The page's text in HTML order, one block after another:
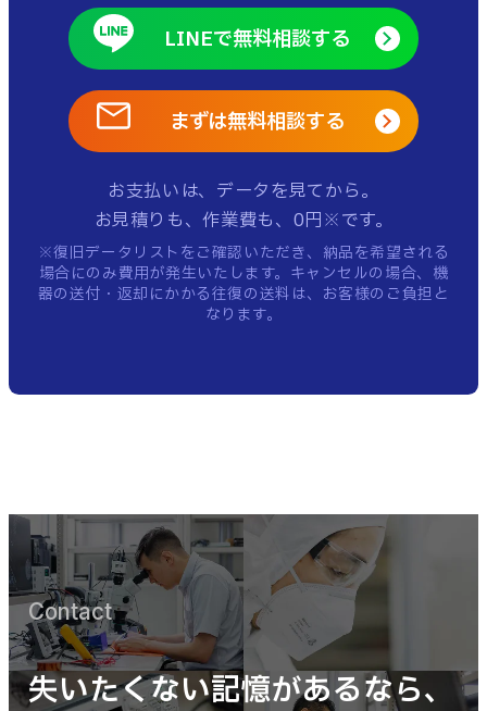
LINEで無料相談する
まずは無料相談する
お支払いは、データを見てから。
お見積りも、作業費も、0円※です。
※復旧データリストをご確認いただき、納品を希望される
場合にのみ費用が発生いたします。 キャンセルの場合、機
器の送付・返却にかかる往復の送料は、お客様のご負担と
なります。
失いたくない記憶があるなら、
Contact